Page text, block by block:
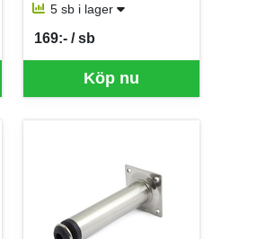
5 sb i lager
Köp nu
169:- / sb
SEK per SB